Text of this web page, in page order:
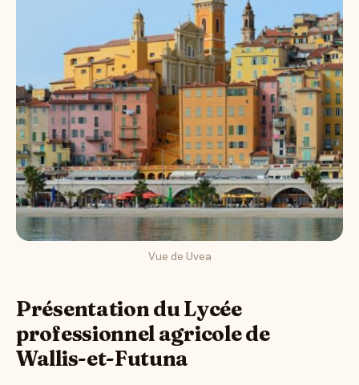
Vue de Uvea
Présentation du Lycée
professionnel agricole de
Wallis-et-Futuna